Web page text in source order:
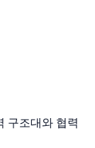
구조대와 협력